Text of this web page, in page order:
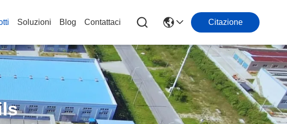
Soluzioni Blog Contattaci Citazione